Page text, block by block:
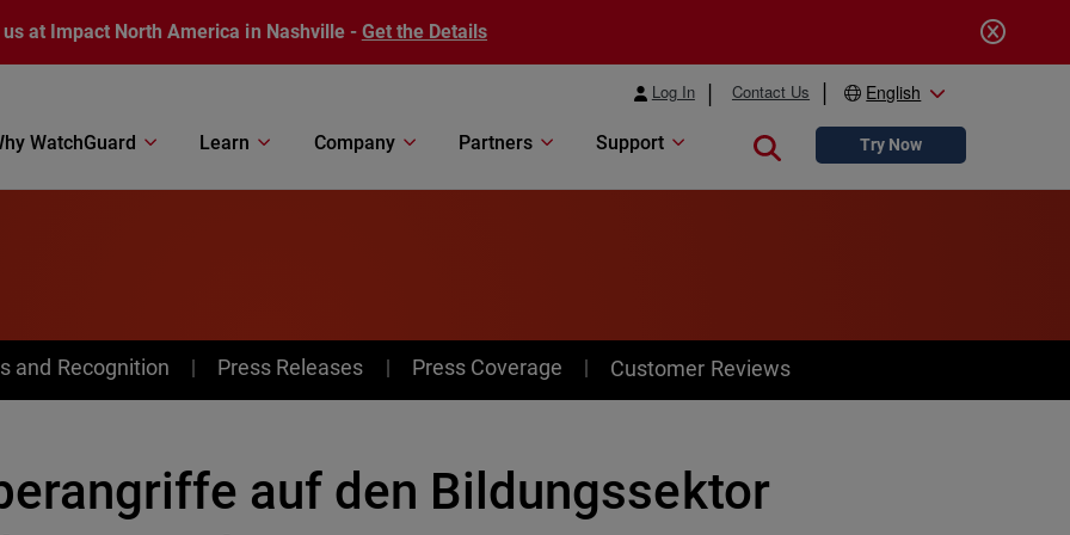
at Impact North America in Nashville - Get the Details
Log In Contact Us English
WatchGuard Learn Company Partners Support Close searchTry Now
and Recognition Press Releases Press Coverage Customer Reviews
auf den Bildungssektor